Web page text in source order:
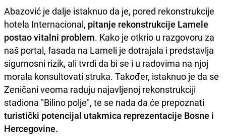
Abazović je dalje istaknuo da je, pored rekonstrukcije
hotela Internacional, pitanje rekonstrukcije Lamele
postao vitalni problem. Kako je otkrio u razgovoru za
naš portal, fasada na Lameli je dotrajala i predstavlja
sigurnosni rizik, ali tvrdi da bi se i u radovima na njoj
morala konsultovati struka. Također, istaknuo je da se
Zeničani veoma raduju najavljenoj rekonstrukciji
stadiona "Bilino polje", te se nada da će prepoznati
turistički potencijal utakmica reprezentacije Bosne i
Hercegovine.